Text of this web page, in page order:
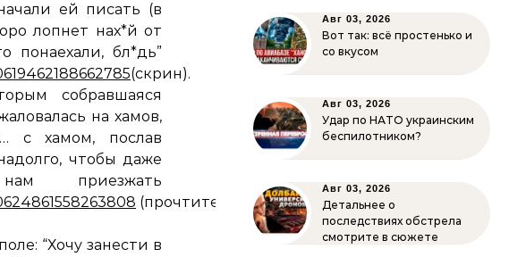
ей писать (в
лопнет нах*й от
понаехали, бл*дь”
(скрин).
собравшаяся
на хамов,
с хамом, послав
чтобы даже
приезжать
(прочтите
“Хочу занести в
Авг 03, 2026
Вот так: всё простенько и
со вкусом
Авг 03, 2026
Удар по НАТО украинским
беспилотником?
Авг 03, 2026
Детальнее о
последствиях обстрела
смотрите в сюжете